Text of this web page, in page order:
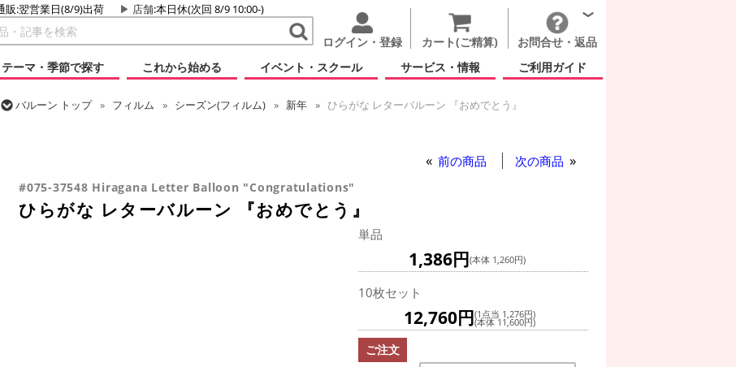
販:翌営業日(8/9)出荷 店舗:本日休(次回 8/9 10:00-)
ログイン・登録 カート(ご精算)
お問合せ・返品
テーマ・季節で探す
これから始める イベント・スクール サービス・情報 ご利用ガイド
バルーン トップ フィルム シーズン(フィルム) 新年
ひらがな レターバルーン 『おめでとう』
前の商品 次の商品
#075-37548 Hiragana Letter Balloon "Congratulations"
ひらがな レターバルーン 『おめでとう』
単品
1,386円(本体 1,260円)
10枚セット
12,760円(1点当 1,276円)
(本体 11,600円)
ご注文